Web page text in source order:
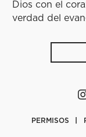
Dios con el
verdad del
PERMISOS